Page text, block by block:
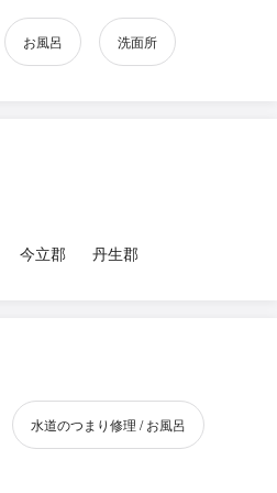
お風呂 洗面所
今立郡 丹生郡
水道のつまり修理 / お風呂